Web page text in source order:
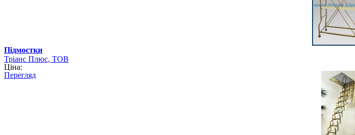
Підмостки
Тріанс Плюс, ТОВ
Ціна:
Перегляд